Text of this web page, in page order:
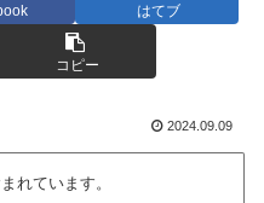
はてブ
コピー
2024.09.09
れています。